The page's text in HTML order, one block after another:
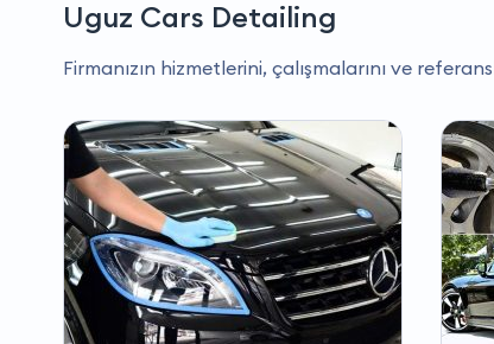
Uguz Cars Detailing
Firmanızın hizmetlerini, çalışmalarını ve